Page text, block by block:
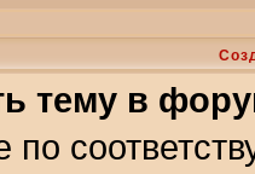
тему в
по